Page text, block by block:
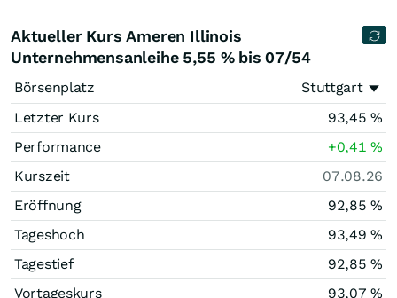
Aktueller Kurs Ameren Illinois
Unternehmensanleihe 5,55 % bis 07/54
Börsenplatz
Stuttgart
Letzter Kurs
93,45 %
Performance
+0,41%
Kurszeit
07.08.26
Eröffnung
92,85 %
Tageshoch
93,49 %
Tagestief
92,85 %
Vortageskurs
93,07%